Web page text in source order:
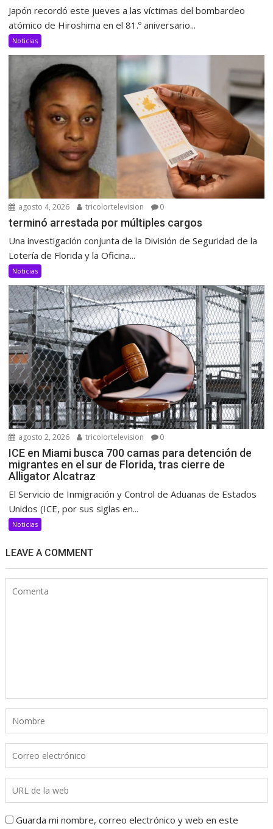
Japón recordó este jueves a las víctimas del bombardeo
atómico de Hiroshima en el 81.º aniversario...
Noticias
agosto 4, 2026 tricolortelevision 0
terminó arrestada por múltiples cargos
Una investigación conjunta de la División de Seguridad de la
Lotería de Florida y la Oficina...
Noticias
agosto 2, 2026 tricolortelevision 0
ICE en Miami busca 700 camas para detención de
migrantes en el sur de Florida, tras cierre de
Alligator Alcatraz
El Servicio de Inmigración y Control de Aduanas de Estados
Unidos (ICE, por sus siglas en...
Noticias
LEAVE A COMMENT
Guarda mi nombre, correo electrónico y web en este